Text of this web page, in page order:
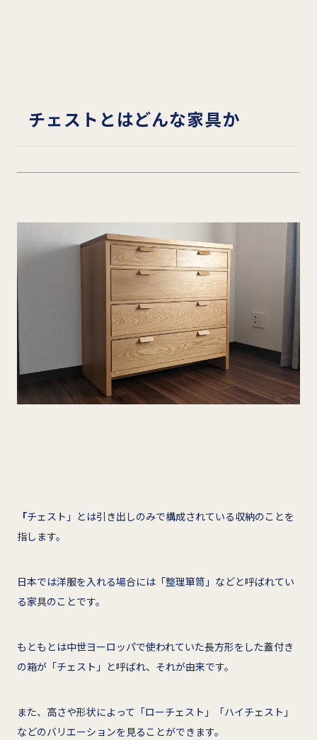
チェストとはどんな家具か
「チェスト」とは引き出しのみで構成されている収納のことを
指します。
日本では洋服を入れる場合には「整理箪笥」などと呼ばれてい
る家具のことです。
もともとは中世ヨーロッパで使われていた長方形をした蓋付き
の箱が「チェスト」と呼ばれ、それが由来です。
また、高さや形状によって「ローチェスト」「ハイチェスト」
などのバリエーションを見ることができます。